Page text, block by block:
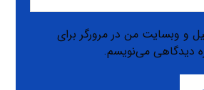
و وبسایت من در مرورگر برای
دیدگاهی می‌نویسم.